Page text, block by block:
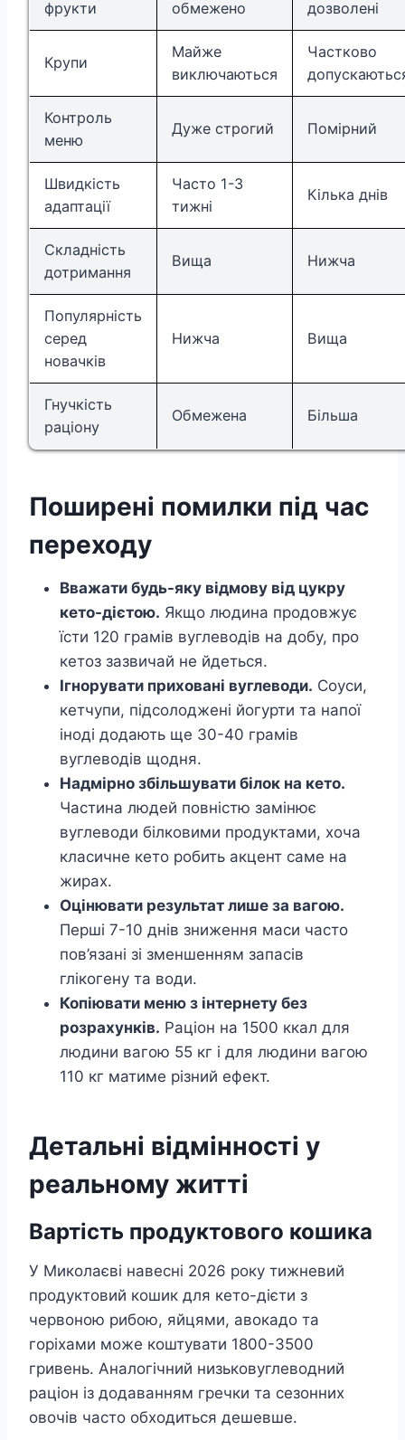
фрукти
обмежено
дозволені
Крупи
Майже
виключаються
Частково
Контроль
меню
Дуже строгий Помірний
Швидкість
адаптації
Часто 1-3
тижні
Кілька днів
Складність
дотримання
Вища Нижча
Популярність
серед
новачків
Нижча Вища
Гнучкість
раціону
Обмежена Більша
Поширені помилки під час
переходу
Вважати будь-яку відмову від цукру
кето-дієтою. Якщо людина продовжує
їсти 120 грамів вуглеводів на добу, про
кетоз зазвичай не йдеться.
Ігнорувати приховані вуглеводи. Соуси,
кетчупи, підсолоджені йогурти та напої
іноді додають ще 30-40 грамів
вуглеводів щодня.
Надмірно збільшувати білок на кето.
Частина людей повністю замінює
вуглеводи білковими продуктами, хоча
класичне кето робить акцент саме на
жирах.
Оцінювати результат лише за вагою.
Перші 7-10 днів зниження маси часто
пов’язані зі зменшенням запасів
глікогену та води.
Копіювати меню з інтернету без
розрахунків. Раціон на 1500 ккал для
людини вагою 55 кг і для людини вагою
110 кг матиме різний ефект.
Детальні відмінності у
реальному житті
Вартість продуктового кошика
У Миколаєві навесні 2026 року тижневий
продуктовий кошик для кето-дієти з
червоною рибою, яйцями, авокадо та
горіхами може коштувати 1800-3500
гривень. Аналогічний низьковуглеводний
раціон із додаванням гречки та сезонних
овочів часто обходиться дешевше.